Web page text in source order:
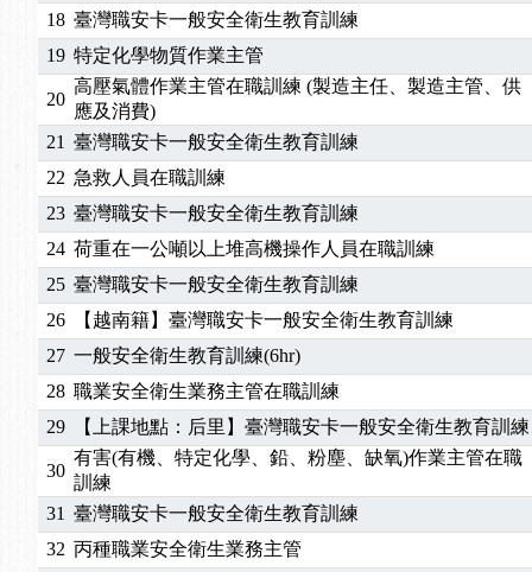
2026/04/24 【製程安全評估人員】開課囉
2025/11/11【中心公告】颱風假11/12停班停課
2025/11/10
【中心公告】因應颱風來襲，若遇停班停課消息
2025/10/30【進修課程】2026年，課程意見蒐集~
2025/08/20【進修課程】SDS格式百百種？專業講師帶您判斷
2025/08/12【中心公告】因應颱風來襲，若遇停班停課消息 補
2025/07/06 【中心公告】颱風假114/07/07停班停課
2025/06/06【進修課程】～～前導課程看這邊推出囉～～
2025/05/29【進修課程】前導課程推出公告！
2025/04/28【進修課程】要怎麼進修自我？課程百百種選擇好
2025/01/21「高壓氣體製造安全主任」、「隧道等襯砌作業主
訓測驗
2025/01/15【線上課程】碳中和核心職能系列課程資訊
2026/07/15 【免費研習】115年製造業危害預防職場安衛法令
2026/07/08【中心公告】因應颱風來襲，若遇停班停課消息 補
2026/05/06【產業人才投資】06/03-06/08堆高機課程，政府出
2026/04/24【製程安全評估人員】開課囉
2025/11/11
2025/11/10【中心公告】因應颱風來襲，若遇停班停課消息 補
2025/10/30【進修課程】2026年，課程意見蒐集~
18 臺灣職安卡一般安全衛生教育訓練
19 特定化學物質作業主管
20
高壓氣體作業主管在職訓練 (製造主任、製造主管、供
應及消費)
21 臺灣職安卡一般安全衛生教育訓練
22 急救人員在職訓練
23 臺灣職安卡一般安全衛生教育訓練
24 荷重在一公噸以上堆高機操作人員在職訓練
25 臺灣職安卡一般安全衛生教育訓練
26
【越南籍】臺灣職安卡一般安全衛生教育訓練
27 一般安全衛生教育訓練(6hr)
28 職業安全衛生業務主管在職訓練
29
【上課地點：后里】臺灣職安卡一般安全衛生教育訓練
30
有害(有機、特定化學、鉛、粉塵、缺氧)作業主管在職
訓練
31 臺灣職安卡一般安全衛生教育訓練
32 丙種職業安全衛生業務主管